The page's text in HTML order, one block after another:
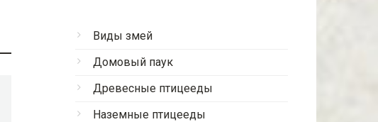
Виды змей
Домовый паук
Древесные птицееды
Наземные птицееды